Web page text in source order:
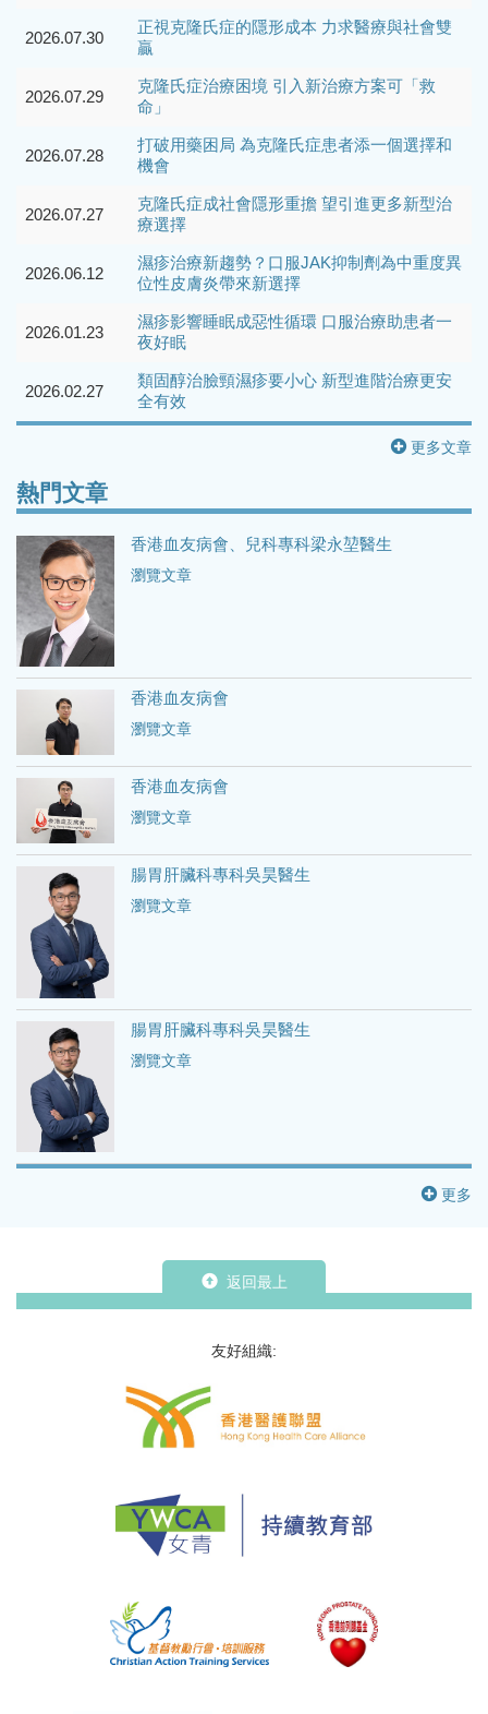
2026.07.30
正視克隆氏症的隱形成本 力求醫療與社會雙
贏
2026.07.29
克隆氏症治療困境 引入新治療方案可「救
命」
2026.07.28
打破用藥困局 為克隆氏症患者添一個選擇和
機會
2026.07.27
克隆氏症成社會隱形重擔 望引進更多新型治
療選擇
2026.06.12
濕疹治療新趨勢？口服JAK抑制劑為中重度異
位性皮膚炎帶來新選擇
2026.01.23
濕疹影響睡眠成惡性循環 口服治療助患者一
夜好眠
2026.02.27
類固醇治臉頸濕疹要小心 新型進階治療更安
全有效
更多文章
熱門文章
香港血友病會、兒科專科梁永堃醫生
瀏覽文章
香港血友病會
瀏覽文章
香港血友病會
瀏覽文章
腸胃肝臟科專科吳昊醫生
瀏覽文章
腸胃肝臟科專科吳昊醫生
瀏覽文章
更多
返回最上
友好組織: